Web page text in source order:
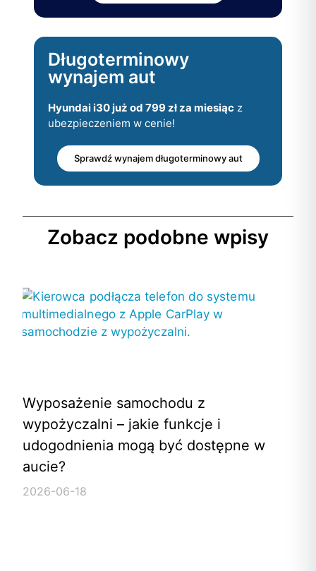
Długoterminowy
wynajem aut
Hyundai i30 już od 799 zł za miesiącz
ubezpieczeniem w cenie!
Sprawdź wynajem długoterminowy aut
Zobacz podobne wpisy
Wyposażenie samochodu z
wypożyczalni – jakie funkcje i
udogodnienia mogą być dostępne w
aucie?
2026-06-18